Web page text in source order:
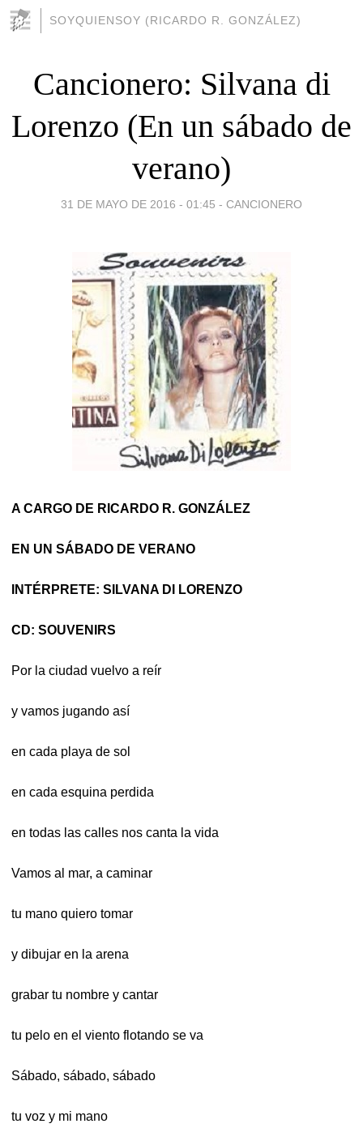
SOYQUIENSOY (RICARDO R. GONZÁLEZ)
Cancionero: Silvana di
Lorenzo (En un sábado de
verano)
31 DE MAYO DE 2016 - 01:45 - CANCIONERO
A CARGO DE RICARDO R. GONZÁLEZ
EN UN SÁBADO DE VERANO
INTÉRPRETE: SILVANA DI LORENZO
CD: SOUVENIRS
Por la ciudad vuelvo a reír
y vamos jugando así
en cada playa de sol
en cada esquina perdida
en todas las calles nos canta la vida
Vamos al mar, a caminar
tu mano quiero tomar
y dibujar en la arena
grabar tu nombre y cantar
tu pelo en el viento flotando se va
Sábado, sábado, sábado
tu voz y mi mano